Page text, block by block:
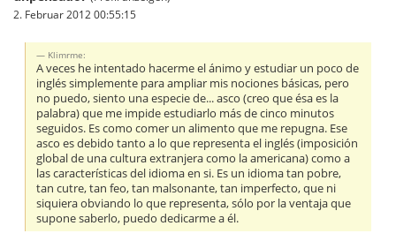
2. Februar 2012 00:55:15
Klimrme:
A veces he intentado hacerme el ánimo y estudiar un poco de
inglés simplemente para ampliar mis nociones básicas, pero
no puedo, siento una especie de... asco (creo que ésa es la
palabra) que me impide estudiarlo más de cinco minutos
seguidos. Es como comer un alimento que me repugna. Ese
asco es debido tanto a lo que representa el inglés (imposición
global de una cultura extranjera como la americana) como a
las características del idioma en si. Es un idioma tan pobre,
tan cutre, tan feo, tan malsonante, tan imperfecto, que ni
siquiera obviando lo que representa, sólo por la ventaja que
supone saberlo, puedo dedicarme a él.